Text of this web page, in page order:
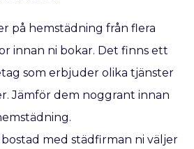
på hemstädning från flera
innan ni bokar. Det finns ett
som erbjuder olika tjänster
Jämför dem noggrant innan
med städfirman ni väljer